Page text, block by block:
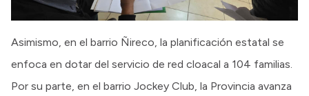
Asimismo, en el barrio Ñireco, la planificación estatal se
enfoca en dotar del servicio de red cloacal a 104 familias.
Por su parte, en el barrio Jockey Club, la Provincia avanza